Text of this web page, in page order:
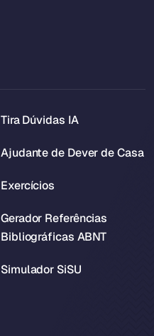
Tira Dúvidas IA
Ajudante de Dever de Casa
Exercícios
Gerador Referências
Bibliográficas ABNT
Simulador SiSU